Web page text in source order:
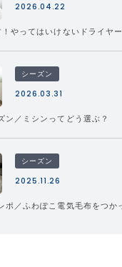
2026.04.22
やってはいけないドライヤ
シーズン
2026.03.31
ン／ミシンってどう選ぶ？
シーズン
2025.11.26
ポ／ふわぽこ電気毛布をつか